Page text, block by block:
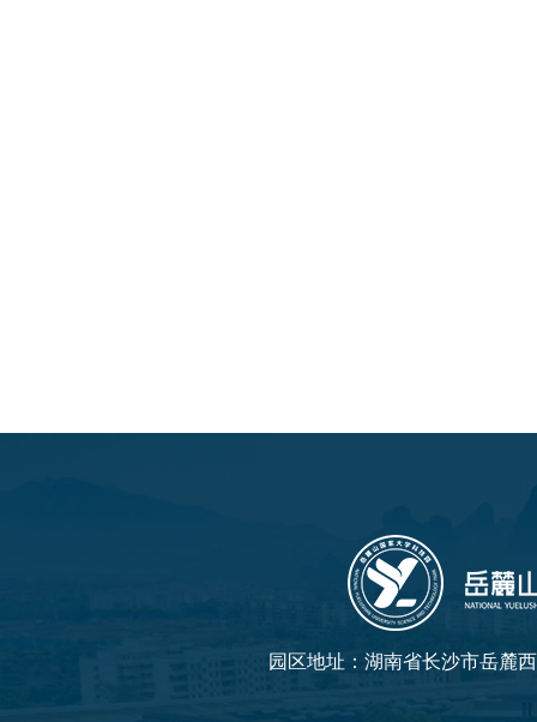
园区地址：湖南省长沙市岳麓